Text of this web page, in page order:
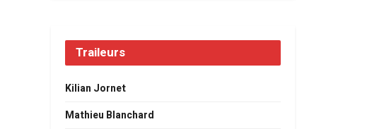
Traileurs
Kilian Jornet
Mathieu Blanchard